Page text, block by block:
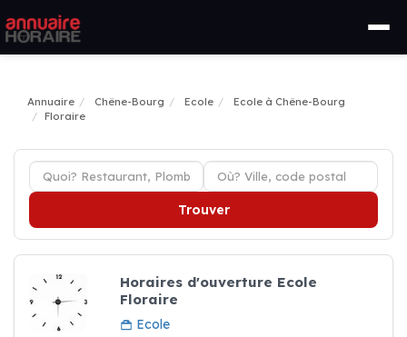
Annuaire Chêne-Bourg Ecole
Ecole à Chêne-Bourg
Floraire
Trouver
Horaires d'ouverture Ecole
Floraire
Ecole